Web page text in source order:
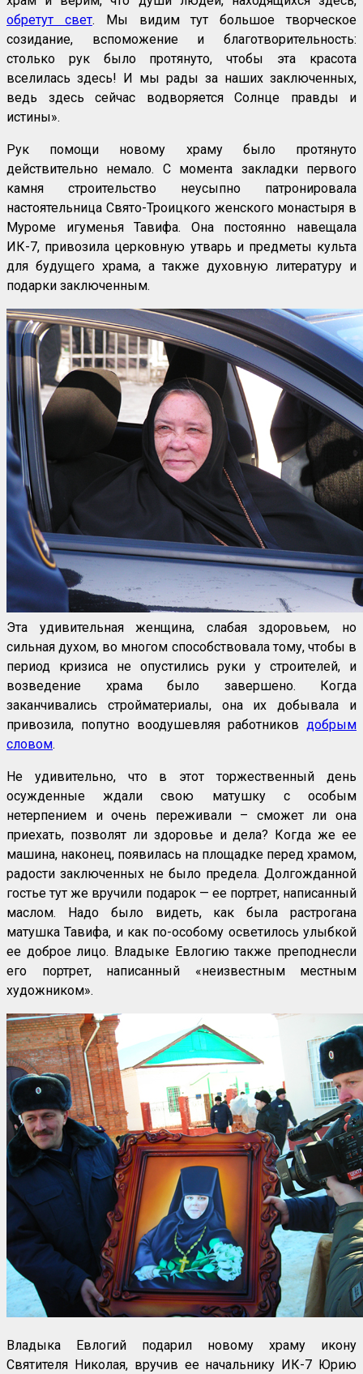
обретут свет. Мы видим тут большое творческое
созидание, вспоможение и благотворительность:
столько рук было протянуто, чтобы эта красота
вселилась здесь! И мы рады за наших заключенных,
ведь здесь сейчас водворяется Солнце правды и
истины».
Рук помощи новому храму было протянуто
действительно немало. С момента закладки первого
камня строительство неусыпно патронировала
настоятельница Свято-Троицкого женского монастыря в
Муроме игуменья Тавифа. Она постоянно навещала
ИК-7, привозила церковную утварь и предметы культа
для будущего храма, а также духовную литературу и
подарки заключенным.
Эта удивительная женщина, слабая здоровьем, но
сильная духом, во многом способствовала тому, чтобы в
период кризиса не опустились руки у строителей, и
возведение храма было завершено. Когда
заканчивались стройматериалы, она их добывала и
привозила, попутно воодушевляя работников добрым
словом.
Не удивительно, что в этот торжественный день
осужденные ждали свою матушку с особым
нетерпением и очень переживали – сможет ли она
приехать, позволят ли здоровье и дела? Когда же ее
машина, наконец, появилась на площадке перед храмом,
радости заключенных не было предела. Долгожданной
гостье тут же вручили подарок — ее портрет, написанный
маслом. Надо было видеть, как была растрогана
матушка Тавифа, и как по-особому осветилось улыбкой
ее доброе лицо. Владыке Евлогию также преподнесли
его портрет, написанный «неизвестным местным
художником».
Владыка Евлогий подарил новому храму икону
Святителя Николая, вручив ее начальнику ИК-7 Юрию